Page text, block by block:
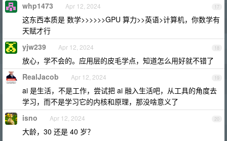
17
whp1473 Apr 12, 2024
这东西本质是 数学>>>>>>GPU 算力>>英语>计算机，你数学有
天赋才行
18
yjw239 Apr 12, 2024
放心，学不会的。应用层的皮毛学点，知道怎么用好就不错了
19
RealJacob Apr 12, 2024
ai 是生活，不是工作，尝试把 ai 融入生活吧，从工具的角度去
学习，而不是学习它的内核和原理，那没啥意义了
20
isno Apr 12, 2024
大龄，30 还是 40 岁？